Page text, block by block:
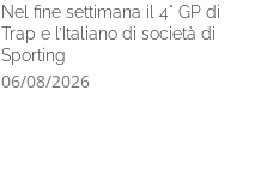
Nel fine settimana il 4° GP di
Trap e l’Italiano di società di
Sporting
06/08/2026